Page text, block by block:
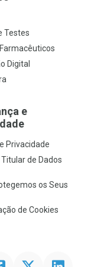
Testes
Digital
e
Privacidade
de Dados
os Seus
de Cookies
Twitter Linkedin